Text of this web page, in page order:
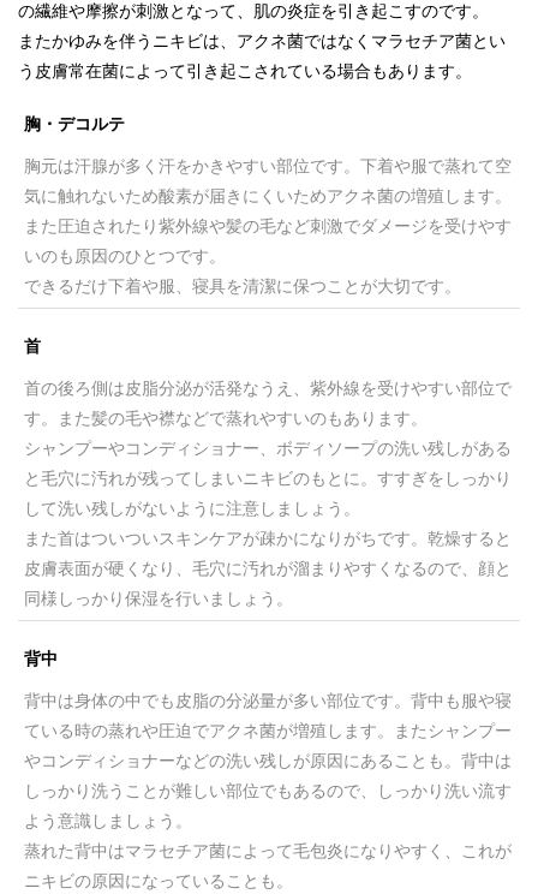
の繊維や摩擦が刺激となって、肌の炎症を引き起こすのです。
またかゆみを伴うニキビは、アクネ菌ではなくマラセチア菌とい
う皮膚常在菌によって引き起こされている場合もあります。
胸・デコルテ
胸元は汗腺が多く汗をかきやすい部位です。下着や服で蒸れて空
気に触れないため酸素が届きにくいためアクネ菌の増殖します。
また圧迫されたり紫外線や髪の毛など刺激でダメージを受けやす
いのも原因のひとつです。
できるだけ下着や服、寝具を清潔に保つことが大切です。
首
首の後ろ側は皮脂分泌が活発なうえ、紫外線を受けやすい部位で
す。また髪の毛や襟などで蒸れやすいのもあります。
シャンプーやコンディショナー、ボディソープの洗い残しがある
と毛穴に汚れが残ってしまいニキビのもとに。すすぎをしっかり
して洗い残しがないように注意しましょう。
また首はついついスキンケアが疎かになりがちです。乾燥すると
皮膚表面が硬くなり、毛穴に汚れが溜まりやすくなるので、顔と
同様しっかり保湿を行いましょう。
背中
背中は身体の中でも皮脂の分泌量が多い部位です。背中も服や寝
ている時の蒸れや圧迫でアクネ菌が増殖します。またシャンプー
やコンディショナーなどの洗い残しが原因にあることも。背中は
しっかり洗うことが難しい部位でもあるので、しっかり洗い流す
よう意識しましょう。
蒸れた背中はマラセチア菌によって毛包炎になりやすく、これが
ニキビの原因になっていることも。